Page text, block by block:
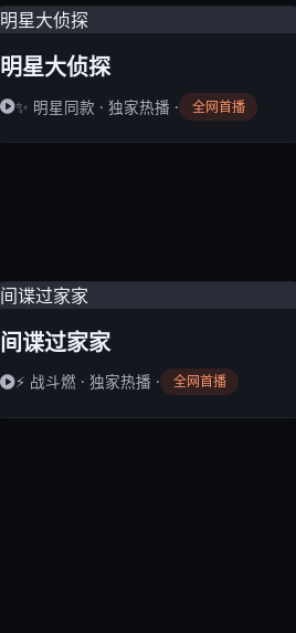
明星大侦探
✨ 明星同款 · 独家热播 · 全网首播
间谍过家家
⚡ 战斗燃 · 独家热播 · 全网首播